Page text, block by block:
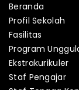
Beranda
Profil Sekolah
Fasilitas
Program
Ekstrakurikuler
Staf Pengajar